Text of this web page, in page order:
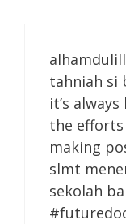
tahniah si
it’s
the efforts
making
slmt
sekolah